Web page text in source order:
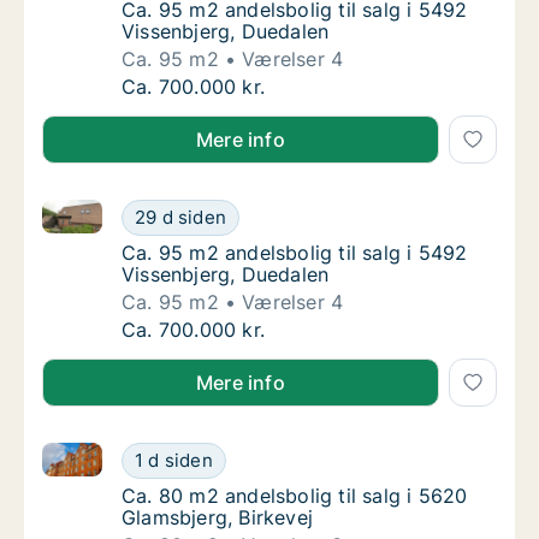
Ca. 95 m2 andelsbolig til salg i 5492
Ca. 95 m2 andelsbolig til salg i 5492
Vissenbjerg, Duedalen
Ca. 95 m2
Værelser 4
Ca. 95 m2 andelsbolig til salg i 5492
Ca. 700.000 kr.
Mere info
Ca. 95 m2 andelsbolig til salg i 5492
29 d siden
Ca. 95 m2 andelsbolig til salg i 5492 Vissenbjerg,
Ca. 95 m2 andelsbolig til salg i 5492
Ca. 95 m2 andelsbolig til salg i 5492
Vissenbjerg, Duedalen
Ca. 95 m2
Værelser 4
Ca. 95 m2 andelsbolig til salg i 5492
Ca. 700.000 kr.
Mere info
Ca. 80 m2 andelsbolig til salg i 5620
1 d siden
Ca. 80 m2 andelsbolig til salg i 5620 Glamsbjerg,
Ca. 80 m2 andelsbolig til salg i 5620
Ca. 80 m2 andelsbolig til salg i 5620
Glamsbjerg, Birkevej